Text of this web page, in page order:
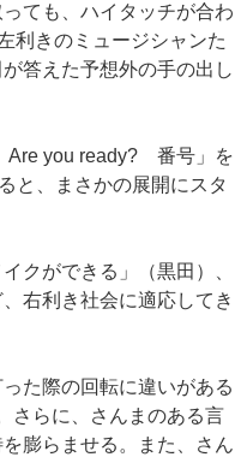
ても、ハイタッチが合わ
利きのミュージシャンた
答えた予想外の手の出し
Are you ready? 番号」を
と、まさかの展開にスタ
クができる」（黒田）、
右利き社会に適応してき
た際の回転に違いがある
さらに、さんまのある言
膨らませる。また、さん